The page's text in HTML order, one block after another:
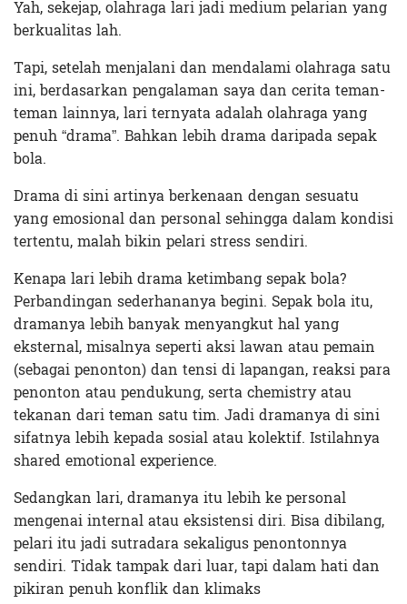
Yah, sekejap, olahraga lari jadi medium pelarian yang
berkualitas lah.
Tapi, setelah menjalani dan mendalami olahraga satu
ini, berdasarkan pengalaman saya dan cerita teman-
teman lainnya, lari ternyata adalah olahraga yang
penuh “drama”. Bahkan lebih drama daripada sepak
bola.
Drama di sini artinya berkenaan dengan sesuatu
yang emosional dan personal sehingga dalam kondisi
tertentu, malah bikin pelari stress sendiri.
Kenapa lari lebih drama ketimbang sepak bola?
Perbandingan sederhananya begini. Sepak bola itu,
dramanya lebih banyak menyangkut hal yang
eksternal, misalnya seperti aksi lawan atau pemain
(sebagai penonton) dan tensi di lapangan, reaksi para
penonton atau pendukung, serta chemistry atau
tekanan dari teman satu tim. Jadi dramanya di sini
sifatnya lebih kepada sosial atau kolektif. Istilahnya
shared emotional experience.
Sedangkan lari, dramanya itu lebih ke personal
mengenai internal atau eksistensi diri. Bisa dibilang,
pelari itu jadi sutradara sekaligus penontonnya
sendiri. Tidak tampak dari luar, tapi dalam hati dan
pikiran penuh konflik dan klimaks